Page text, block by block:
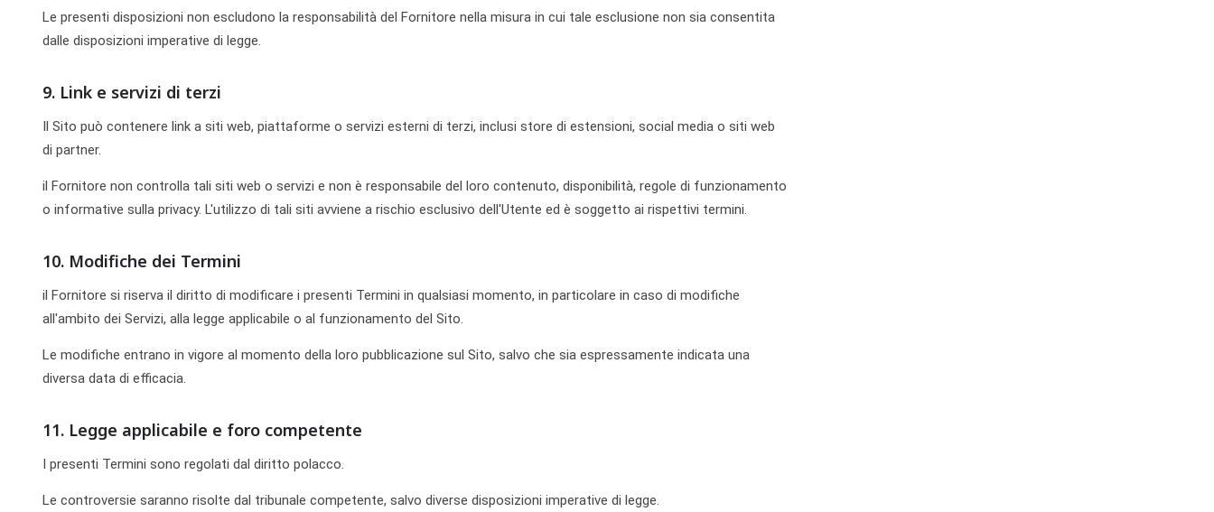
Le presenti disposizioni non escludono la responsabilità del Fornitore nella misura in cui tale esclusione non sia consentita
dalle disposizioni imperative di legge.
9. Link e servizi di terzi
Il Sito può contenere link a siti web, piattaforme o servizi esterni di terzi, inclusi store di estensioni, social media o siti web
di partner.
il Fornitore non controlla tali siti web o servizi e non è responsabile del loro contenuto, disponibilità, regole di funzionamento
o informative sulla privacy. L'utilizzo di tali siti avviene a rischio esclusivo dell'Utente ed è soggetto ai rispettivi termini.
10. Modifiche dei Termini
il Fornitore si riserva il diritto di modificare i presenti Termini in qualsiasi momento, in particolare in caso di modifiche
all'ambito dei Servizi, alla legge applicabile o al funzionamento del Sito.
Le modifiche entrano in vigore al momento della loro pubblicazione sul Sito, salvo che sia espressamente indicata una
diversa data di efficacia.
11. Legge applicabile e foro competente
I presenti Termini sono regolati dal diritto polacco.
Le controversie saranno risolte dal tribunale competente, salvo diverse disposizioni imperative di legge.